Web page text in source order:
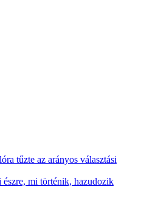
tűzte az arányos választási
észre, mi történik, hazudozik